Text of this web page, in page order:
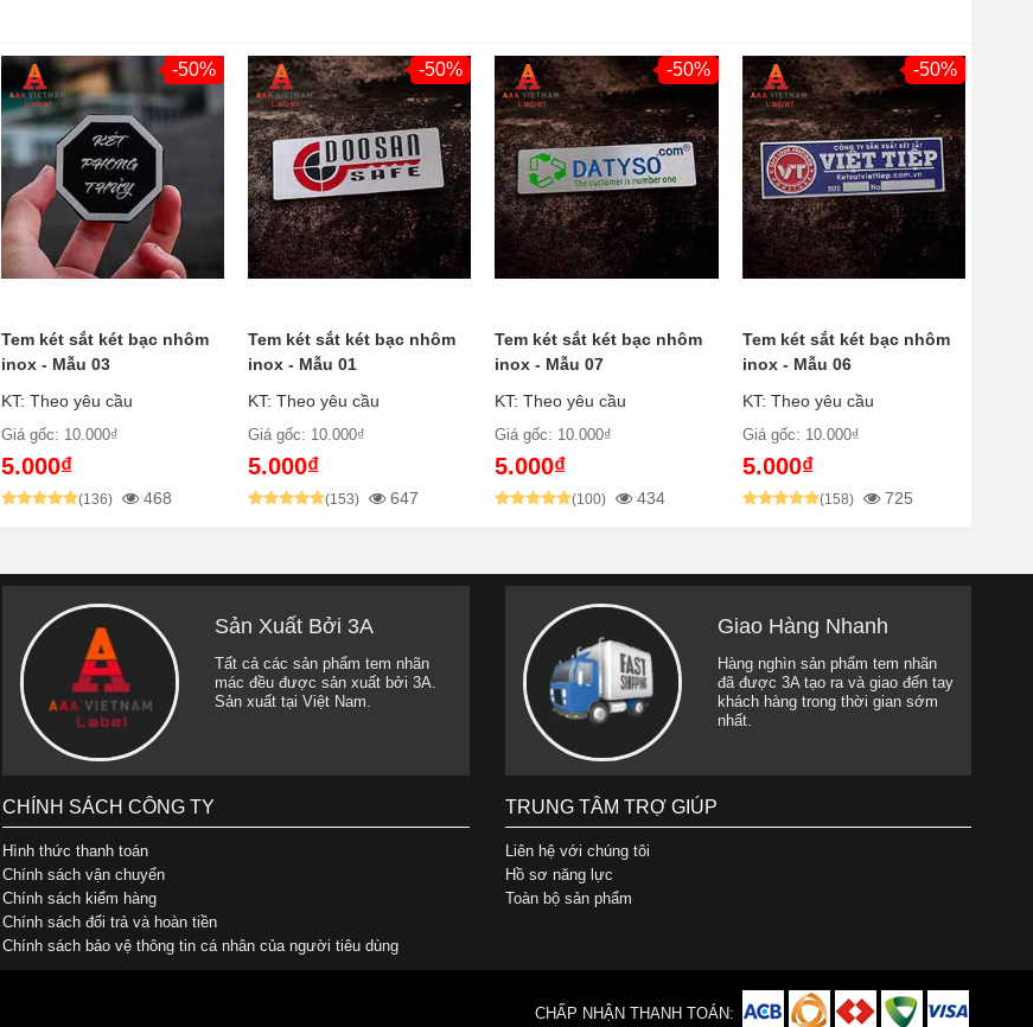
-50%
Tem két sắt két bạc nhôm
inox - Mẫu 03
KT: Theo yêu cầu
Giá gốc: 10.000₫
5.000₫
(136) 468
-50%
Tem két sắt két bạc nhôm
inox - Mẫu 01
KT: Theo yêu cầu
Giá gốc: 10.000₫
5.000₫
(153) 647
-50%
Tem két sắt két bạc nhôm
inox - Mẫu 07
KT: Theo yêu cầu
Giá gốc: 10.000₫
5.000₫
(100) 434
-50%
Tem két sắt két bạc nhôm
inox - Mẫu 06
KT: Theo yêu cầu
Giá gốc: 10.000₫
5.000₫
(158) 725
Sản Xuất Bởi 3A
Tất cả các sản phẩm tem nhãn
mác đều được sản xuất bởi 3A.
Sản xuất tại Việt Nam.
Giao Hàng Nhanh
Hàng nghìn sản phẩm tem nhãn
đã được 3A tạo ra và giao đến tay
khách hàng trong thời gian sớm
nhất.
CHÍNH SÁCH CÔNG TY
Hình thức thanh toán
Chính sách vận chuyển
Chính sách kiểm hàng
Chính sách đổi trả và hoàn tiền
Chính sách bảo vệ thông tin cá nhân của người tiêu dùng
TRUNG TÂM TRỢ GIÚP
Liên hệ với chúng tôi
Hồ sơ năng lực
Toàn bộ sản phẩm
CHẤP NHẬN THANH TOÁN: